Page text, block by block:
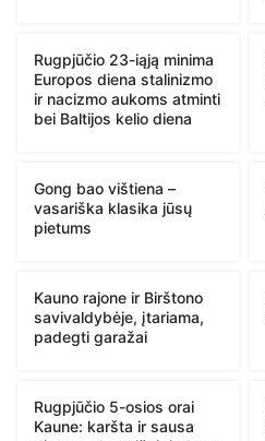
Rugpjūčio 23-iąją minima
Europos diena stalinizmo
ir nacizmo aukoms atminti
bei Baltijos kelio diena
Gong bao vištiena –
vasariška klasika jūsų
pietums
Kauno rajone ir Birštono
savivaldybėje, įtariama,
padegti garažai
Rugpjūčio 5-osios orai
Kaune: karšta ir sausa